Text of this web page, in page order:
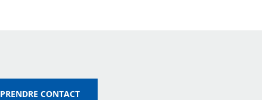
PRENDRE CONTACT